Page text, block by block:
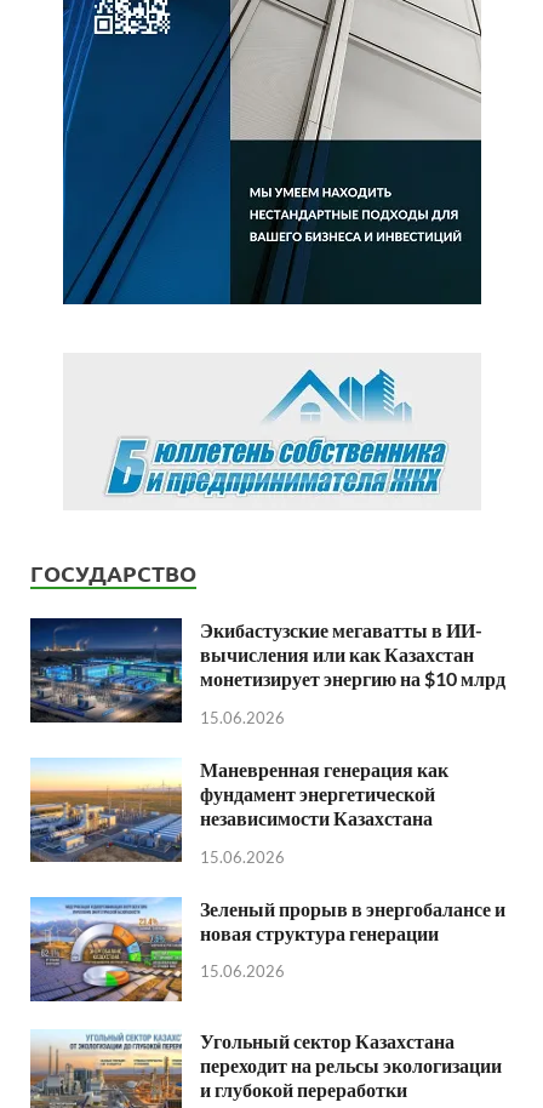
ГОСУДАРСТВО
Экибастузские мегаватты в ИИ-
вычисления или как Казахстан
монетизирует энергию на $10 млрд
15.06.2026
Маневренная генерация как
фундамент энергетической
независимости Казахстана
15.06.2026
Зеленый прорыв в энергобалансе и
новая структура генерации
15.06.2026
Угольный сектор Казахстана
переходит на рельсы экологизации
и глубокой переработки